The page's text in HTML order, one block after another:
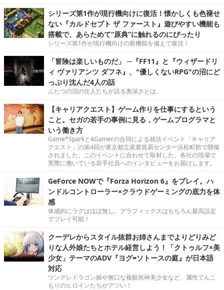
シリーズ第1作が現行機向けに復活！懐かしくも色褪せ
ない『カルドセプト ザ ファースト』遊びやすい機能も
搭載で、あらためて“原典”に触れるのにぴったり
シリーズ第1作が現行機向けの新機能を備えて復活！
「冒険は楽しいものだ」 ─『FF11』と『ウィザードリ
ィ ヴァリアンツ ダフネ』、"優しくないRPG"の沼にど
っぷり沈んだ4人の話
ふたつの沼の住人たちが語る奥深さとは。
【キャリアクエスト】ゲーム作りを仕事にするという
こと。セガの若手の事例に見る，ゲームプログラマと
いう働き方
Game*Sparkと4Gamerの合同による就活イベント「キャリア
クエスト」の第4回が東京都立産業貿易センター浜松町館で開催
されました。このイベントに合わせて取材した、各社の現場で
実際に働いている若手社員へのインタビューをお届けします。
GeForce NOWで『Forza Horizon 6』をプレイ。ハ
ンドルコントローラー×クラウドゲーミングの底力を体
感
体感的にラグはほぼ無し。グラフィックスはもちろん最高設定
でプレイ可能！
クーデレからスタイル抜群お姉さんまでよりどりみど
りな人外娘たちとホテル経営しよう！「クトゥルフ×美
少女」テーマのADV『ヨグ=ソトースの庭』が日本語
対応
ツンデレドラゴン娘や無口な複眼死神美少女など、属性てんこ
もりのヒロインたちがアツい！